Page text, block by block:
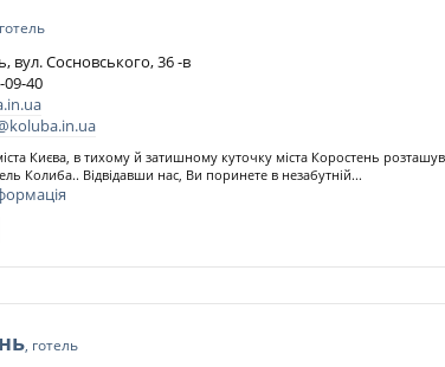
вул. Сосновського, 36 -в
09-40
Києва, в тихому й затишному куточку міста Коростень
Колиба.. Відвідавши нас, Ви поринете в незабутній...
, готель